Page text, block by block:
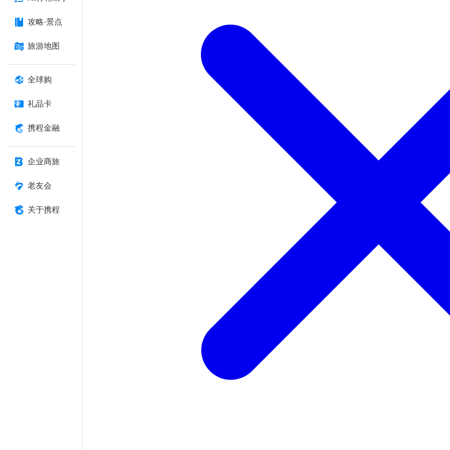
攻略·景点
旅游地图
全球购
礼品卡
携程金融
企业商旅
老友会
关于携程